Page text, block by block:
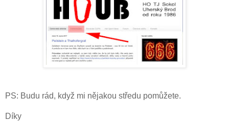
PS: Budu rád, když mi nějakou středu pomůžete.
Díky